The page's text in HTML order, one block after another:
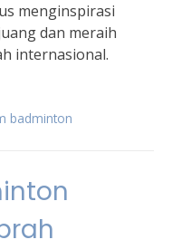
menginspirasi
dan meraih
internasional.
badminton